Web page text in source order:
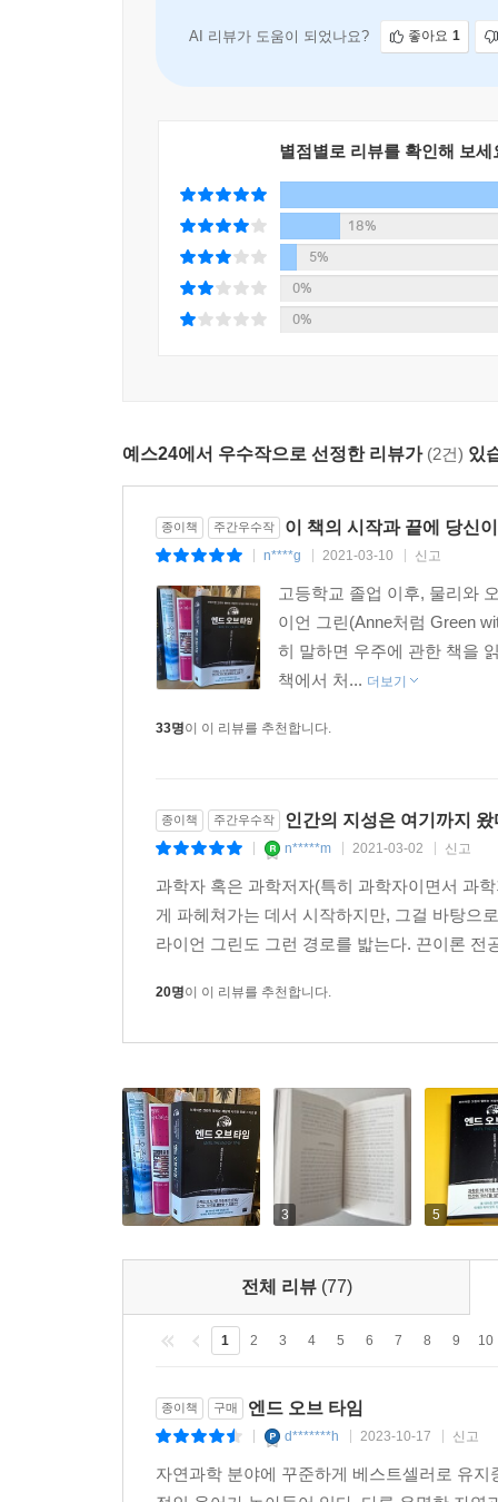
AI 리뷰가 도움이 되었나요? 좋아요 1
별점별로 리뷰를 확인해 보세
18%
5%
0%
0%
예스24에서 우수작으로 선정한 리뷰가 (2건) 있
종이책 주간우수작 이 책의 시작과 끝에 당신
n****g 2021-03-10 신고
고등학교 졸업 이후, 물리와
이언 그린(Anne처럼 Green
히 말하면 우주에 관한 책을
책에서 처... 더보기
33명이 이 리뷰를 추천합니다.
종이책 주간우수작 인간의 지성은 여기까지 왔
n*****m 2021-03-02 신고
과학자 혹은 과학저자(특히 과학자이면서 과
게 파헤쳐가는 데서 시작하지만, 그걸 바탕으
라이언 그린도 그런 경로를 밟는다. 끈이론
20명이 이 리뷰를 추천합니다.
3 5
전체 리뷰 (77)
1 2 3 4 5 6 7 8 9 10
종이책 구매 엔드 오브 타임
d*******h 2023-10-17 신고
자연과학 분야에 꾸준하게 베스트셀러로 유